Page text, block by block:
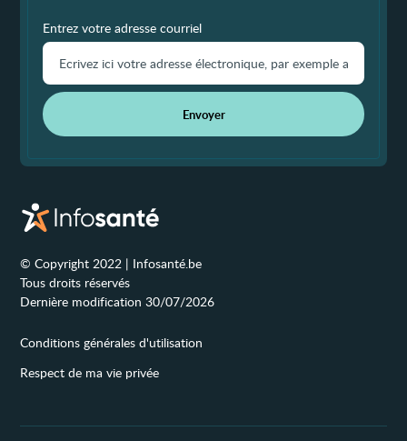
Entrez votre adresse courriel
Envoyer
© Copyright 2022 | Infosanté.be
Tous droits réservés
Dernière modification 30/07/2026
Conditions générales d'utilisation
Respect de ma vie privée